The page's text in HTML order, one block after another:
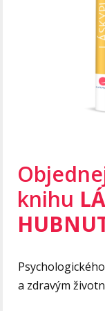
knihu
a zdravým